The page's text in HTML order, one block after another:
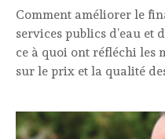
Comment améliorer le
services publics d’eau et
ce à quoi ont réfléchi les
sur le prix et la qualité